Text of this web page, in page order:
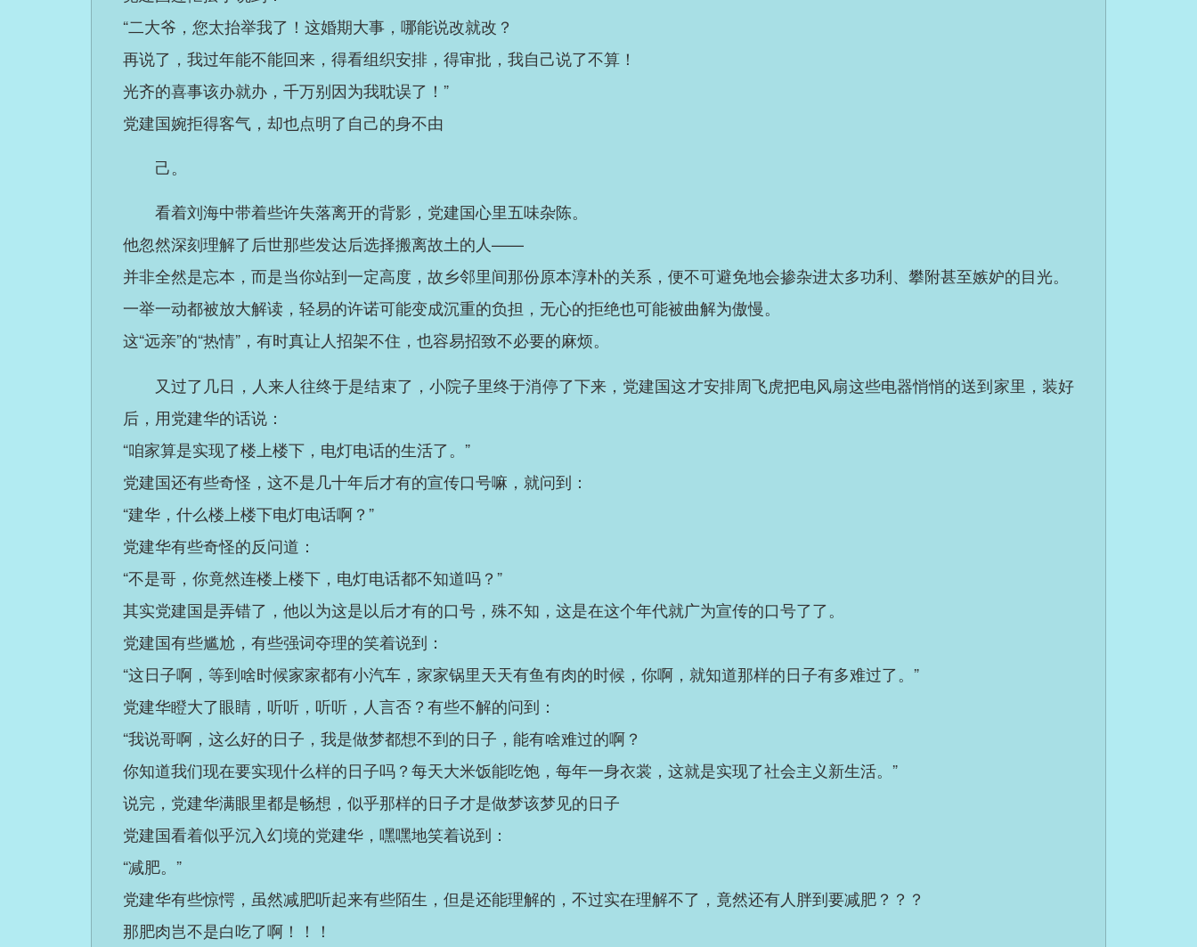
“二大爷，您太抬举我了！这婚期大事，哪能说改就改？
再说了，我过年能不能回来，得看组织安排，得审批，我自己说了不算！
光齐的喜事该办就办，千万别因为我耽误了！”
党建国婉拒得客气，却也点明了自己的身不由
己。
看着刘海中带着些许失落离开的背影，党建国心里五味杂陈。
他忽然深刻理解了后世那些发达后选择搬离故土的人——
并非全然是忘本，而是当你站到一定高度，故乡邻里间那份原本淳朴的关系，便不可避免地会掺杂进太多功利、攀附甚至嫉妒的目光。
一举一动都被放大解读，轻易的许诺可能变成沉重的负担，无心的拒绝也可能被曲解为傲慢。
这“远亲”的“热情”，有时真让人招架不住，也容易招致不必要的麻烦。
又过了几日，人来人往终于是结束了，小院子里终于消停了下来，党建国这才安排周飞虎把电风扇这些电器悄悄的送到家里，装好
后，用党建华的话说：
“咱家算是实现了楼上楼下，电灯电话的生活了。”
党建国还有些奇怪，这不是几十年后才有的宣传口号嘛，就问到：
“建华，什么楼上楼下电灯电话啊？”
党建华有些奇怪的反问道：
“不是哥，你竟然连楼上楼下，电灯电话都不知道吗？”
其实党建国是弄错了，他以为这是以后才有的口号，殊不知，这是在这个年代就广为宣传的口号了了。
党建国有些尴尬，有些强词夺理的笑着说到：
“这日子啊，等到啥时候家家都有小汽车，家家锅里天天有鱼有肉的时候，你啊，就知道那样的日子有多难过了。”
党建华瞪大了眼睛，听听，听听，人言否？有些不解的问到：
“我说哥啊，这么好的日子，我是做梦都想不到的日子，能有啥难过的啊？
你知道我们现在要实现什么样的日子吗？每天大米饭能吃饱，每年一身衣裳，这就是实现了社会主义新生活。”
说完，党建华满眼里都是畅想，似乎那样的日子才是做梦该梦见的日子
党建国看着似乎沉入幻境的党建华，嘿嘿地笑着说到：
“减肥。”
党建华有些惊愕，虽然减肥听起来有些陌生，但是还能理解的，不过实在理解不了，竟然还有人胖到要减肥？？？
那肥肉岂不是白吃了啊！！！